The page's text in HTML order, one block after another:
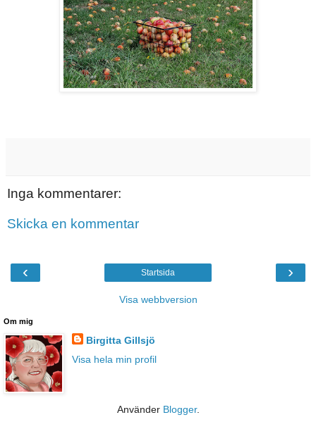
Inga kommentarer:
Skicka en kommentar
‹ ›
Startsida
Visa webbversion
Om mig
Birgitta Gillsjö
Visa hela min profil
Använder Blogger.